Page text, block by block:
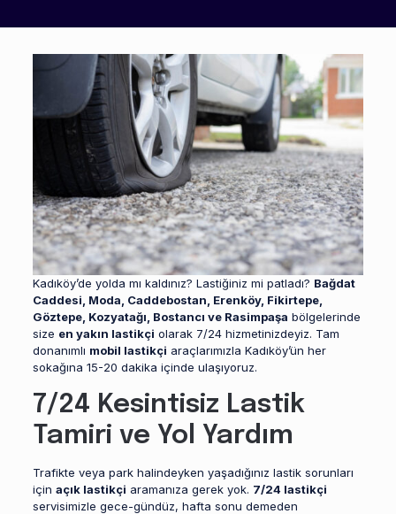
Kadıköy’de yolda mı kaldınız? Lastiğiniz mi patladı? Bağdat
Caddesi, Moda, Caddebostan, Erenköy, Fikirtepe,
Göztepe, Kozyatağı, Bostancı ve Rasimpaşa bölgelerinde
size en yakın lastikçi olarak 7/24 hizmetinizdeyiz. Tam
donanımlı mobil lastikçi araçlarımızla Kadıköy’ün her
sokağına 15-20 dakika içinde ulaşıyoruz.
7/24 Kesintisiz Lastik
Tamiri ve Yol Yardım
Trafikte veya park halindeyken yaşadığınız lastik sorunları
için açık lastikçi aramanıza gerek yok. 7/24 lastikçi
servisimizle gece-gündüz, hafta sonu demeden